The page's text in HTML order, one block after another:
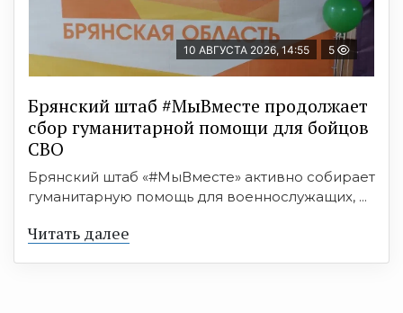
10 АВГУСТА 2026, 14:55 5
Брянский штаб #МыВместе продолжает
сбор гуманитарной помощи для бойцов
СВО
Брянский штаб «#МыВместе» активно собирает
гуманитарную помощь для военнослужащих, ...
Читать далее